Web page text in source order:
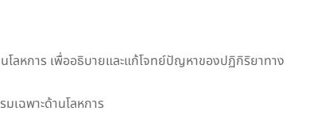
ลหการ เพื่ออธิบายและแก้โจทย์ปัญหาของปฏิกิริยาทาง
เฉพาะด้านโลหการ